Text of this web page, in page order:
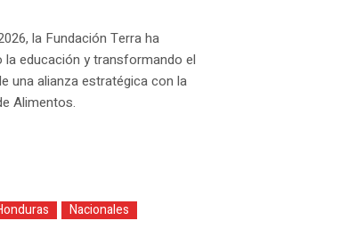
la Fundación Terra ha
educación y transformando el
una alianza estratégica con la
Alimentos.
Nacionales